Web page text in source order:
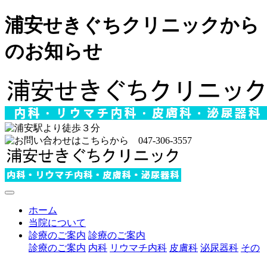
浦安せきぐちクリニックから
のお知らせ
ホーム
当院について
診療のご案内 診療のご案内
診療のご案内 内科 リウマチ内科 皮膚科 泌尿器科 その